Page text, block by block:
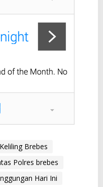
Brebes
Polres brebes
Hari Ini